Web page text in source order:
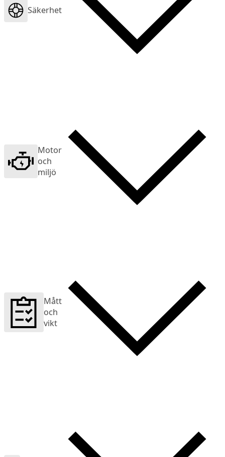
Säkerhet
Motor
och
miljö
Mått
och
vikt